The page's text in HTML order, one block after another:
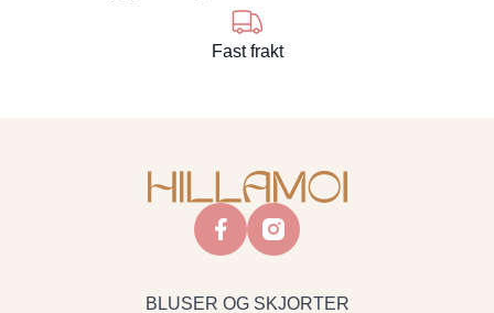
Fast frakt
facebookinstagram
BLUSER OG SKJORTER